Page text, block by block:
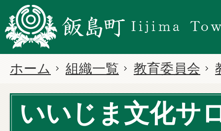
ホーム 組織一覧 教育委員会
いいじま文化サ